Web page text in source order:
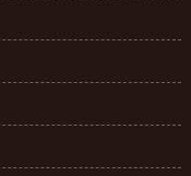
m-d',@me)"/}